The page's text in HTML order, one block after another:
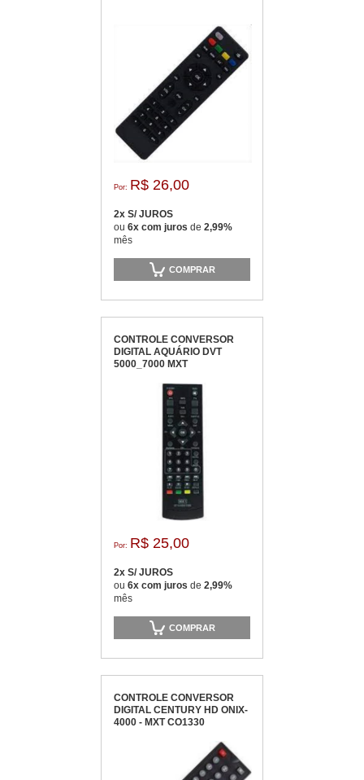
Por: R$ 26,00
2x S/ JUROS
ou 6x com juros de 2,99%
mês
COMPRAR
CONTROLE CONVERSOR
DIGITAL AQUÁRIO DVT
5000_7000 MXT
Por: R$ 25,00
2x S/ JUROS
ou 6x com juros de 2,99%
mês
COMPRAR
CONTROLE CONVERSOR
DIGITAL CENTURY HD ONIX-
4000 - MXT CO1330